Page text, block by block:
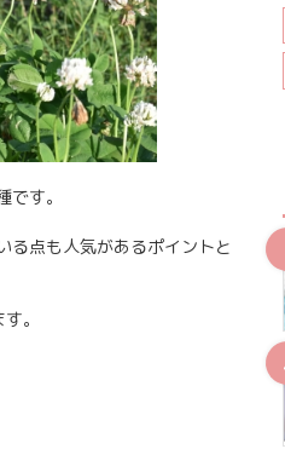
です。
る点も人気があるポイントと
。